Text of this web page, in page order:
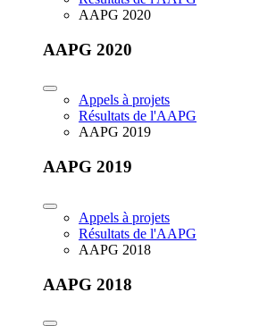
AAPG 2020
AAPG 2020
Appels à projets
Résultats de l'AAPG
AAPG 2019
AAPG 2019
Appels à projets
Résultats de l'AAPG
AAPG 2018
AAPG 2018